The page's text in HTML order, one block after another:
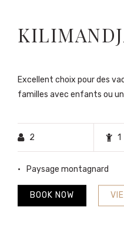
Excellent choix pour des
familles avec enfants ou un
2 1
Paysage montagnard
BOOK NOW